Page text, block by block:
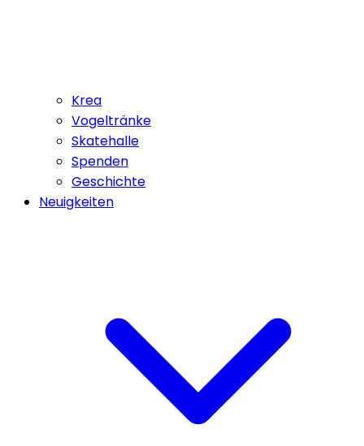
Krea
Vogeltränke
Skatehalle
Spenden
Geschichte
Neuigkeiten